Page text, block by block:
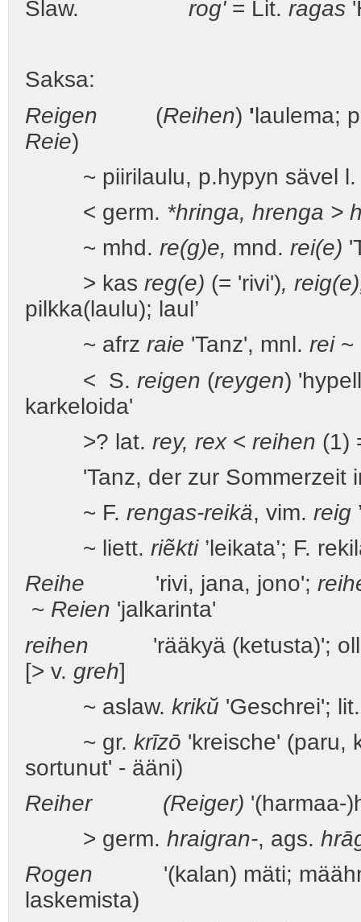
Slaw. rog'= Lit. ragas
Saksa:
Reigen (Reihen) 'laulema;
Reie)
~ piirilaulu, p.hypyn sävel l.
< germ. *hringa, hrenga >
~ mhd. re(g)e, mnd. rei(e)
> kas reg(e) (= 'rivi'),
pilkka(laulu); laul’
~ afrz raie 'Tanz', mnl. rei~
< S. reigen (reygen)
karkeloida'
>? lat. rey, rex < reihen (1)
'Tanz, der zur Sommerzeit
~ F. rengas-reikä, vim. reig
~ liett. riẽkti’leikata’; F.
Reihe
'rivi, jana, jono';
~ Reien 'jalkarinta'
reihen 'rääkyä (ketusta)'; olla
[> v. greh]
~ aslaw. krikŭ 'Geschrei';
~ gr. krīzō 'kreische' (paru,
sortunut' - ääni)
Reiher
(Reiger) '(harmaa-
> germ. hraigran-, ags.
Rogen '(kalan) mäti;
laskemista)